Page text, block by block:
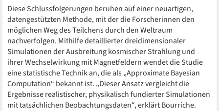
Diese Schlussfolgerungen beruhen auf einer neuartigen,
datengestützten Methode, mit der die Forscherinnen den
möglichen Weg des Teilchens durch den Weltraum
nachverfolgen. Mithilfe detaillierter dreidimensionaler
Simulationen der Ausbreitung kosmischer Strahlung und
ihrer Wechselwirkung mit Magnetfeldern wendet die Studie
eine statistische Technik an, die als „Approximate Bayesian
Computation“ bekannt ist. „Dieser Ansatz vergleicht die
Ergebnisse realistischer, physikalisch fundierter Simulationen
mit tatsächlichen Beobachtungsdaten“, erklärt Bourriche.